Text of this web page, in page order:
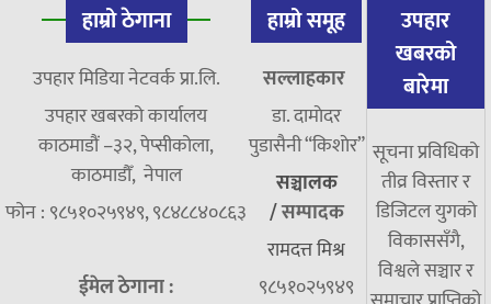
हाम्रो ठेगाना
उपहार मिडिया नेटवर्क प्रा.लि.
उपहार खबरको कार्यालय
काठमाडौं –३२, पेप्सीकोला,
काठमाडौँ, नेपाल
फोन : ९८५१०२५९४९, ९८४८८४०८६३
ईमेल ठेगाना :
हाम्रो समूह
सल्लाहकार
डा. दामाेदर
पुडासैनी “किशाेर”
सञ्चालक
/सम्पादक
रामदत्त मिश्र
९८५१०२५९४९
उपहार
खबरको
बारेमा
सूचना प्रविधिको
तीव्र विस्तार र
डिजिटल युगको
विकाससँगै,
विश्वले सञ्चार र